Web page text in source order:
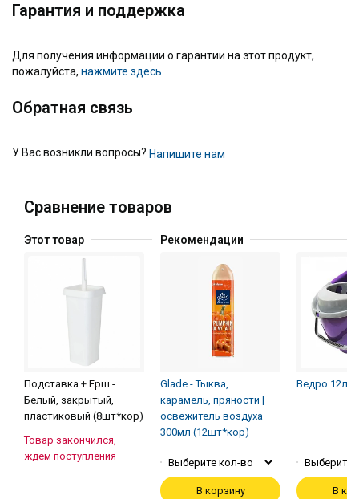
Гарантия и поддержка
Для получения информации о гарантии на этот продукт,
пожалуйста, нажмите здесь
Обратная связь
У Вас возникли вопросы? Напишите нам
Сравнение товаров
Этот товар Рекомендации
Подставка + Ерш -
Белый, закрытый,
пластиковый (8шт*кор)
Товар закончился,
ждем поступления
Glade - Тыква,
карамель, пряности |
освежитель воздуха
300мл (12шт*кор)
Выберите кол-во
В корзину
Ведро 12л
Выберите
В